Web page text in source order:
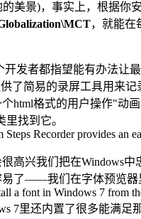
的美景)，事实上，根据你
，就能在
开发者都指望能有办法让
供了简易的录屏工具用来
html格式的用户操作"动
里找到它。
很高兴我们把在Windows中
易了——我们在字体预览器
7里还内置了很多能满